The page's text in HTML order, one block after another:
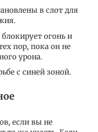
в слот для
огонь и
пор, пока он не
урона.
с синей зоной.
если вы не